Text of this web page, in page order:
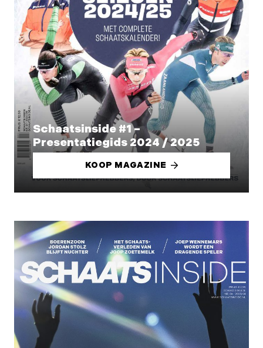
Schaatsinside #1 –
Presentatiegids 2024 / 2025
KOOP MAGAZINE